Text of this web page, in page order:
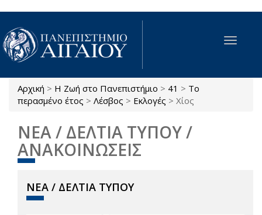
Παράκαμψη προς το κυρίως περιεχόμενο
Toggle
Είστε εδώ
Αρχική > Η Ζωή στο Πανεπιστήμιο > 41 > Το
περασμένο έτος > Λέσβος > Εκλογές > Χίος
ΝΕΑ / ΔΕΛΤΙΑ ΤΥΠΟΥ /
ΑΝΑΚΟΙΝΩΣΕΙΣ
ΝΕΑ / ΔΕΛΤΙΑ ΤΥΠΟΥ